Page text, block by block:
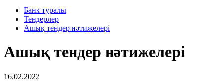
Банк туралы
Тендерлер
Ашық тендер нәтижелері
Ашық тендер нәтижелері
16.02.2022